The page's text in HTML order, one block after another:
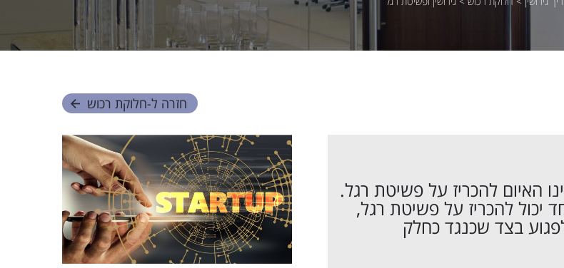
חזרה ל-חלוקת רכוש
האיום להכריז על פשיטת רגל.
להכריז על פשיטת רגל,
בצד שכנגד כחלק